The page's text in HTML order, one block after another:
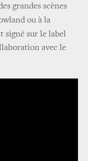
grandes scènes
ou à la
signé sur le label
avec le